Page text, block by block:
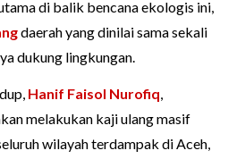
di balik bencana ekologis ini,
daerah yang dinilai sama sekali
dukung lingkungan.
Hanif Faisol Nurofiq,
melakukan kaji ulang masif
wilayah terdampak di Aceh,